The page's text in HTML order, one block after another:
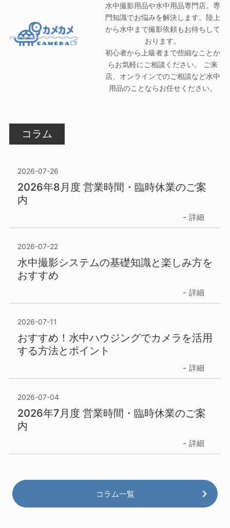
水中撮影用品や水中用品専門店。専
門知識でお悩みを解決します。陸上
から水中まで撮影依頼もお待ちして
おります。
初心者から上級者まで些細なことか
らお気軽にご相談ください。 ご来
店、オンラインでのご相談など水中
用品のことならお任せください。
コラム
2026-07-26
2026年8月度 営業時間・臨時休業のご案
内
詳細
2026-07-22
水中撮影システムの基礎知識と楽しみ方を
おすすめ
詳細
2026-07-11
おすすめ！水中ハウジングでカメラを活用
する方法とポイント
詳細
2026-07-04
2026年7月度 営業時間・臨時休業のご案
内
詳細
コラム一覧